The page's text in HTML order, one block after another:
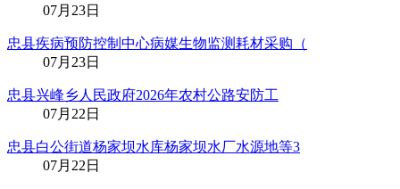
07月23日
忠县疾病预防控制中心病媒生物监测耗材采购（
07月23日
忠县兴峰乡人民政府2026年农村公路安防工
07月22日
忠县白公街道杨家坝水库杨家坝水厂水源地等3
07月22日